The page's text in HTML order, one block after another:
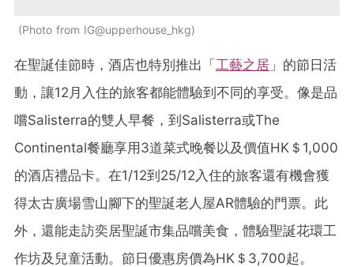
Photo from IG@upperhouse_hkg
在聖誕佳節時，酒店也特別推出「工藝之居 」的節日活
動，讓12月入住的旅客都能體驗到不同的享受。像是品
嚐Salisterra的雙人早餐，到Salisterra或The
Continental餐廳享用3道菜式晚餐以及價值HK＄1,000
的酒店禮品卡。在1/12到25/12入住的旅客還有機會獲
得太古廣場雪山腳下的聖誕老人屋AR體驗的門票。此
外，還能走訪奕居聖誕市集品嚐美食，體驗聖誕花環工
作坊及兒童活動。節日優惠房價為HK＄3,700起。